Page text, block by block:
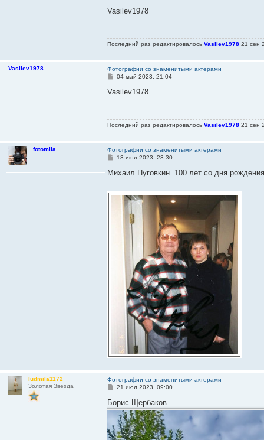
о
н
и
Vasilev1978
Последний раз редактировалосьVasilev1978 21 сен
Vasilev1978
Фотографии со знаменитыми актерами
С
о
н
и
04 май 2023, 21:04
Vasilev1978
Последний раз редактировалосьVasilev1978 21 сен
fotomila
Фотографии со знаменитыми актерами
С
о
е
13 июл 2023, 23:30
Михаил Пуговкин. 100 лет со дня
ludmila1172
Золотая Звезда
Фотографии со знаменитыми актерами
С
о
б
щ
е
н
и
21 июл 2023, 09:00
Борис Щербаков